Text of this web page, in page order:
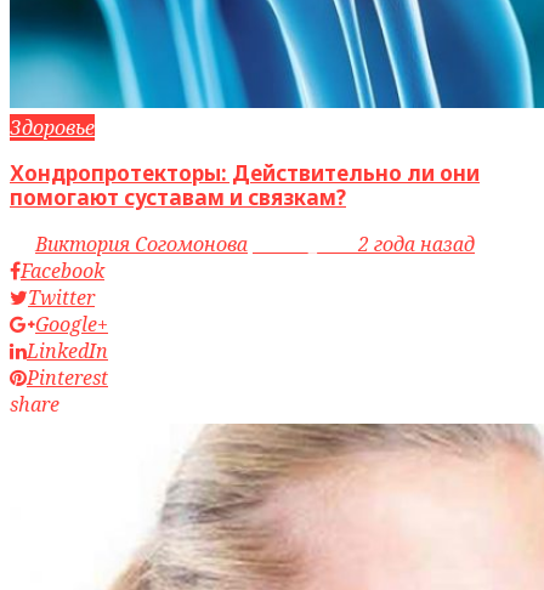
Здоровье
Хондропротекторы: Действительно ли они
помогают суставам и связкам?
byВиктория Согомонова access_time2 года назад
Facebook
Twitter
Google+
LinkedIn
Pinterest
share